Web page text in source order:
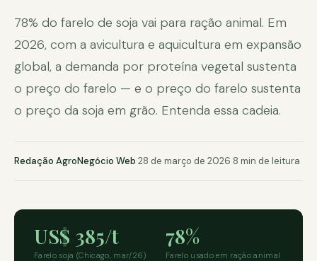
78% do farelo de soja vai para ração animal. Em
2026, com a avicultura e aquicultura em expansão
global, a demanda por proteína vegetal sustenta
o preço do farelo — e o preço do farelo sustenta
o preço da soja em grão. Entenda essa cadeia.
Redação AgroNegócio Web·28 de março de 2026·8 min de leitura
US$ 385/t
Farelo soja (Chicago, mar/26)
78%
Farelo usado em ração animal